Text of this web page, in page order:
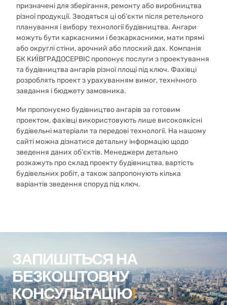
призначені для зберігання, ремонту або виробництва
різної продукції. Зводяться ці об’єкти після ретельного
планування і вибору технології будівництва. Ангари
можуть бути каркасними і безкаркасними, мати прямі
або округлі стіни, арочний або плоский дах. Компанія
БК КИЇВГРАДОСЕРВІС пропонує послуги з проектування
та будівництва ангарів різної площі під ключ. Фахівці
розроблять проект з урахуванням вимог, технічного
завдання і бюджету замовника.
Ми пропонуємо будівництво ангарів за готовим
проектом, фахівці використовують лише високоякісні
будівельні матеріали та передові технології. На нашому
сайті можна дізнатися детальну інформацію щодо
зведення даних об’єктів. Менеджери детально
розкажуть про склад проекту будівництва, вартість
будівельних робіт, а також запропонують кілька
варіантів зведення споруд під ключ.
ЗАПИШІТЬСЯ НА
БЕЗКОШТОВНУ
КОНСУЛЬТАЦІЮ!